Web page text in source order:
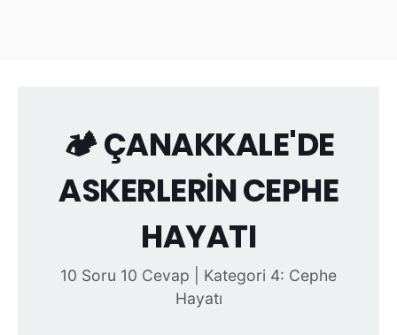
🏕️ ÇANAKKALE'DE
ASKERLERİN CEPHE
HAYATI
10 Soru 10 Cevap | Kategori 4: Cephe
Hayatı